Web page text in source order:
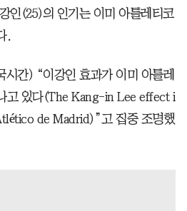
인(25)의 인기는 이미 아틀레티코
.
시간) “이강인 효과가 이미 아틀레
고 있다(The Kang-in Lee effect i
de Madrid)”고 집중 조명했